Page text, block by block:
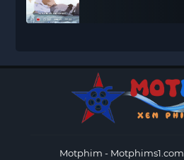
Motphim - Motphims1.com